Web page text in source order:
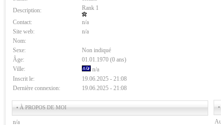
Description:
Rank 1
Contact:
n/a
Site web:
n/a
Nom:
Sexe:
Non indiqué
Âge:
01.01.1970 (0 ans)
Ville:
n/a
Inscrit le:
19.06.2025 - 21:08
Dernière connexion:
19.06.2025 - 21:08
• À PROPOS DE MOI
n/a
•